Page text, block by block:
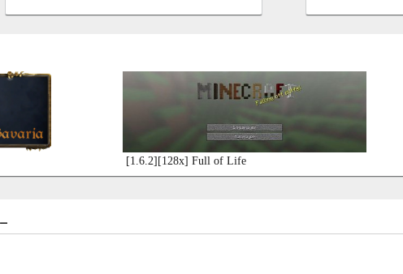
[1.6.2][128x] Full of Life